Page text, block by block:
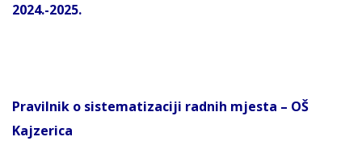
2024.-2025.
Pravilnik o sistematizaciji radnih mjesta – OŠ
Kajzerica